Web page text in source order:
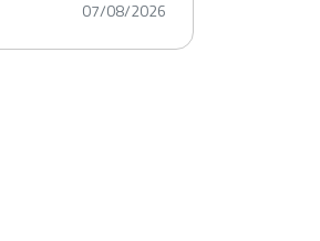
07/08/2026